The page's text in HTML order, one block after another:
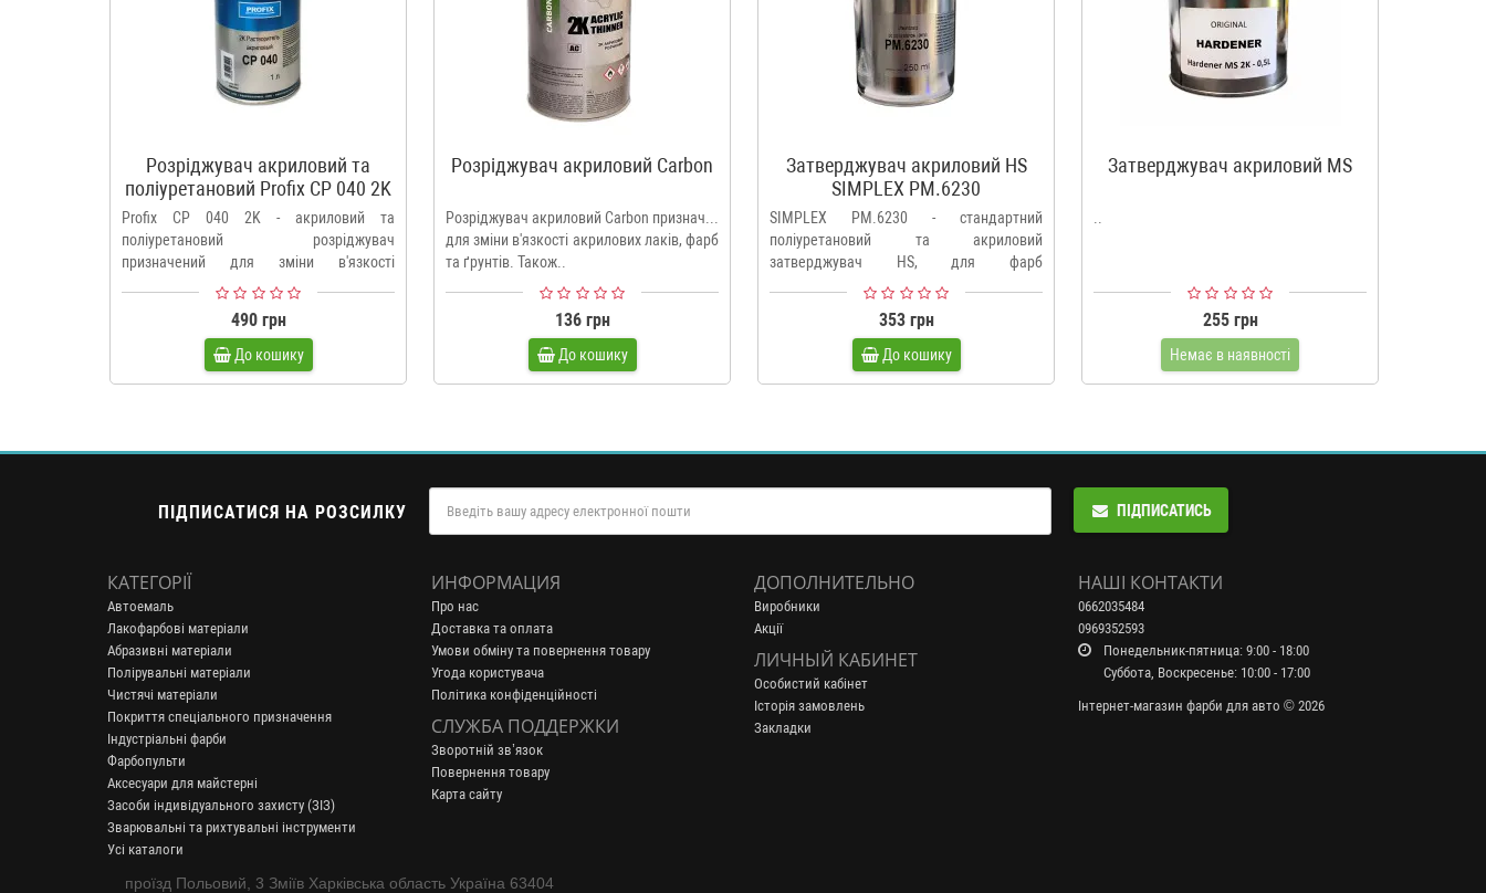
Розріджувач акриловий та
поліуретановий Profix CP 040 2K
Profix CP 040 2K - акриловий та
поліуретановий розріджувач
призначений для зміни в'язкості
490 грн
До кошику
Розріджувач акриловий Carbon
Розріджувач акриловий Carbon призначений
для зміни в'язкості акрилових лаків, фарб
та ґрунтів. Також..
136 грн
До кошику
Затверджувач акриловий HS
SIMPLEX PM.6230
SIMPLEX PM.6230 - стандартний
поліуретановий та акриловий
затверджувач HS, для фарб
SIMPLEX.Ціна вка..
353 грн
До кошику
Затверджувач акриловий MS
..
255 грн
Немає в наявності
ПІДПИСАТИСЯ НА РОЗСИЛКУ ПІДПИСАТИСЬ
КАТЕГОРІЇ
Автоемаль
Лакофарбові матеріали
Абразивні матеріали
Полірувальні матеріали
Чистячі матеріали
Покриття спеціального призначення
Індустріальні фарби
Фарбопульти
Аксесуари для майстерні
Засоби індивідуального захисту (ЗІЗ)
Зварювальні та рихтувальні інструменти
Усі каталоги
ИНФОРМАЦИЯ
Про нас
Доставка та оплата
Умови обміну та повернення товару
Угода користувача
Політика конфіденційності
СЛУЖБА ПОДДЕРЖКИ
Зворотній зв’язок
Повернення товару
Карта сайту
ДОПОЛНИТЕЛЬНО
Виробники
Акції
ЛИЧНЫЙ КАБИНЕТ
Особистий кабінет
Історія замовлень
Закладки
НАШІ КОНТАКТИ
0662035484
0969352593
Понедельник-пятница: 9:00 - 18:00
Суббота, Воскресенье: 10:00 - 17:00
Інтернет-магазин фарби для авто © 2026
проїзд Польовий, 3 Зміїв Харківська область Україна 63404